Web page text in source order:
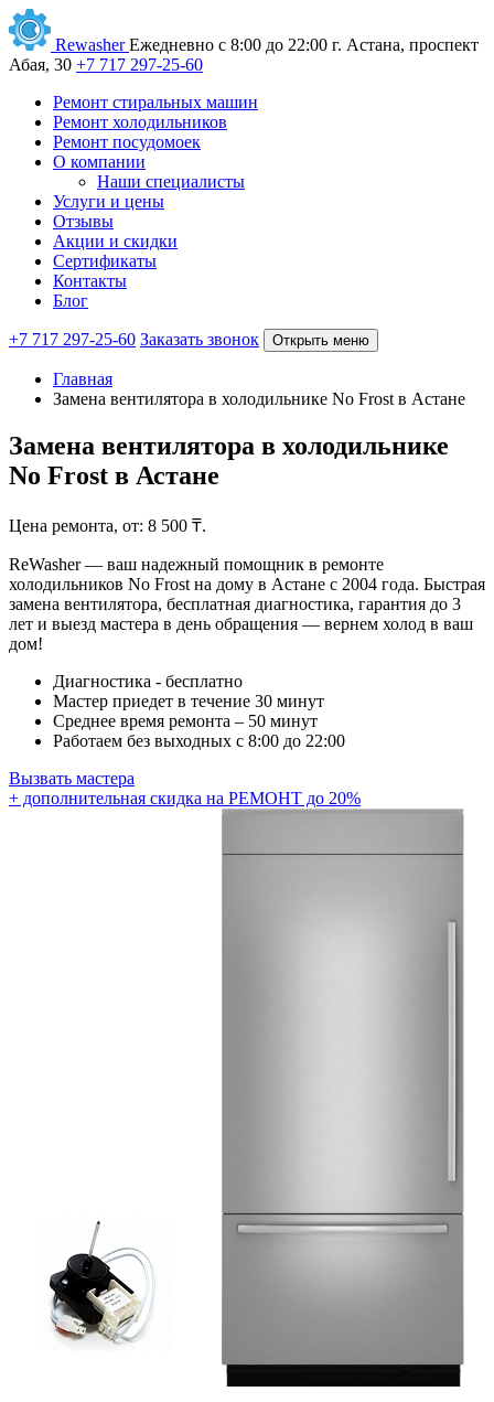
Rewasher Ежедневно с 8:00 до 22:00 г. Астана, проспект
Абая, 30 +7 717 297-25-60
Ремонт стиральных машин
Ремонт холодильников
Ремонт посудомоек
О компании
Наши специалисты
Услуги и цены
Отзывы
Акции и скидки
Сертификаты
Контакты
Блог
+7 717 297-25-60 Заказать звонок Открыть меню
Главная
Замена вентилятора в холодильнике No Frost в Астане
Замена вентилятора в холодильнике
No Frost в Астане
Цена ремонта, от: 8 500 ₸.
ReWasher — ваш надежный помощник в ремонте
холодильников No Frost на дому в Астане с 2004 года. Быстрая
замена вентилятора, бесплатная диагностика, гарантия до 3
лет и выезд мастера в день обращения — вернем холод в ваш
дом!
Диагностика - бесплатно
Мастер приедет в течение 30 минут
Среднее время ремонта – 50 минут
Работаем без выходных с 8:00 до 22:00
Вызвать мастера
+ дополнительная скидка на РЕМОНТ до 20%